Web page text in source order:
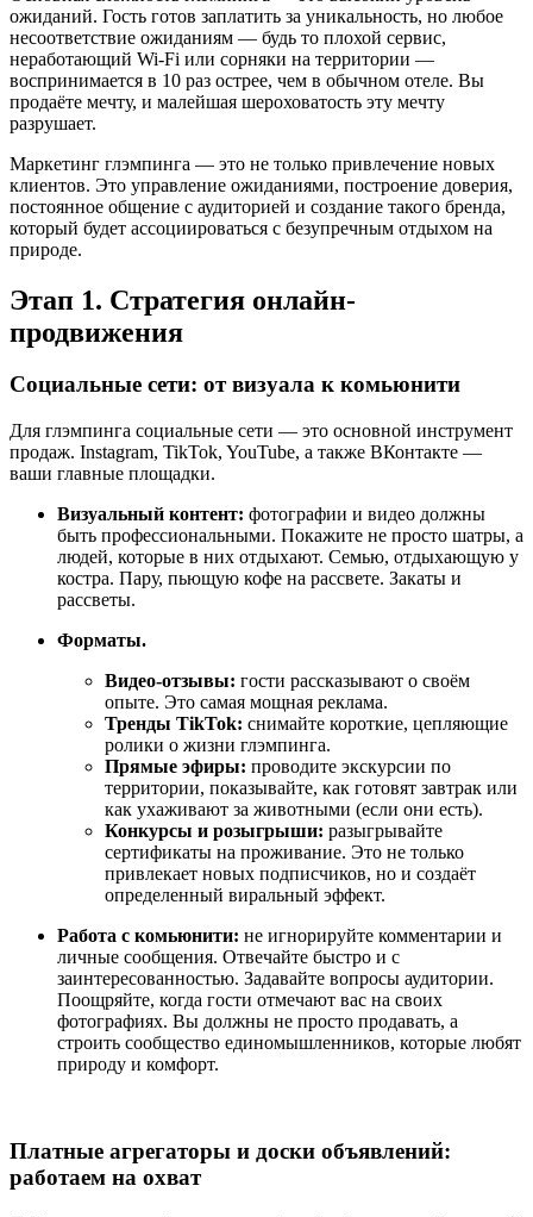
ожиданий. Гость готов заплатить за уникальность, но любое
несоответствие ожиданиям — будь то плохой сервис,
неработающий Wi-Fi или сорняки на территории —
воспринимается в 10 раз острее, чем в обычном отеле. Вы
продаёте мечту, и малейшая шероховатость эту мечту
разрушает.
Маркетинг глэмпинга — это не только привлечение новых
клиентов. Это управление ожиданиями, построение доверия,
постоянное общение с аудиторией и создание такого бренда,
который будет ассоциироваться с безупречным отдыхом на
природе.
Этап 1. Стратегия онлайн-
продвижения
Социальные сети: от визуала к комьюнити
Для глэмпинга социальные сети — это основной инструмент
продаж. Instagram, TikTok, YouTube, а также ВКонтакте —
ваши главные площадки.
Визуальный контент: фотографии и видео должны
быть профессиональными. Покажите не просто шатры, а
людей, которые в них отдыхают. Семью, отдыхающую у
костра. Пару, пьющую кофе на рассвете. Закаты и
рассветы.
Форматы.
Видео-отзывы: гости рассказывают о своём
опыте. Это самая мощная реклама.
Тренды TikTok: снимайте короткие, цепляющие
ролики о жизни глэмпинга.
Прямые эфиры: проводите экскурсии по
территории, показывайте, как готовят завтрак или
как ухаживают за животными (если они есть).
Конкурсы и розыгрыши: разыгрывайте
сертификаты на проживание. Это не только
привлекает новых подписчиков, но и создаёт
определенный виральный эффект.
Работа с комьюнити: не игнорируйте комментарии и
личные сообщения. Отвечайте быстро и с
заинтересованностью. Задавайте вопросы аудитории.
Поощряйте, когда гости отмечают вас на своих
фотографиях. Вы должны не просто продавать, а
строить сообщество единомышленников, которые любят
природу и комфорт.
Платные агрегаторы и доски объявлений:
работаем на охват